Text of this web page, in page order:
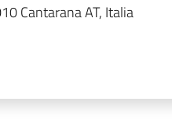
Cantarana AT, Italia